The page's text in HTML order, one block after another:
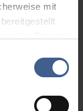
mit
offen)